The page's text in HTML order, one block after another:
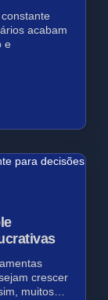
acabam
e
crescer
muitos…